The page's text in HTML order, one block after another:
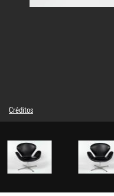
Créditos
© droits réservés
GrandPalaisRmn
Referencia de la imagen : 4N43403